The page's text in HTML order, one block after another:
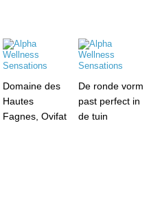
Domaine des
Hautes
Fagnes, Ovifat
De ronde vorm
past perfect in
de tuin